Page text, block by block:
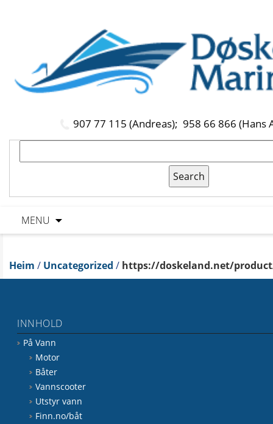
907 77 115 (Andreas); 958 66 866 (Hans
MENU
Heim / Uncategorized / https://doskeland.net/
INNHOLD
På Vann
Motor
Båter
Vannscooter
Utstyr vann
Finn.no/båt